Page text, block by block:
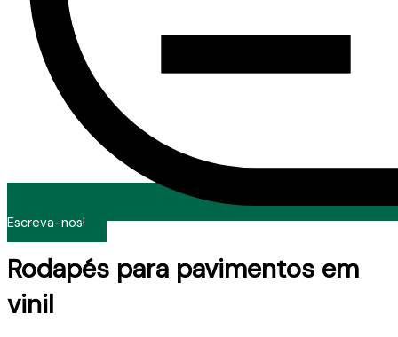
Escreva-nos!
Rodapés para pavimentos em
vinil